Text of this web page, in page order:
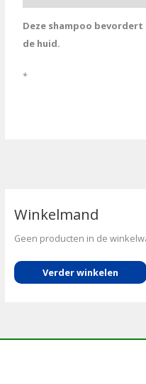
Deze shampoo
de huid.
*
Winkelmand
Geen producten in de
Verder winkelen